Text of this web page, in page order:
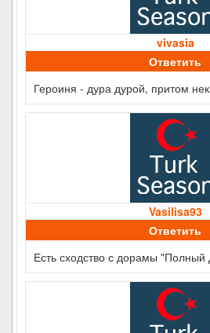
vivasia
Ответить
Героиня - дура дурой, притом
Vasilisa93
Ответить
Есть сходство с дорамы